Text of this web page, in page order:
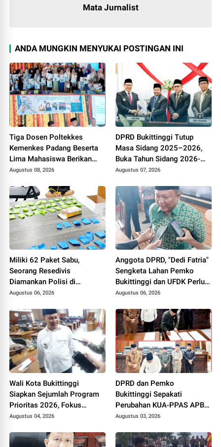
Mata Jurnalist
ANDA MUNGKIN MENYUKAI POSTINGAN INI
Tiga Dosen Poltekkes
Kemenkes Padang Beserta
Lima Mahasiswa Berikan
Pelatihan Kesehatan Gigi
Posyandu di Kubang Putiah
Augustus 08, 2026
DPRD Bukittinggi Tutup
Masa Sidang 2025–2026,
Buka Tahun Sidang 2026-
2027, Wako Ramlan Beri
Augustus 07, 2026
Miliki 62 Paket Sabu,
Seorang Resedivis
Diamankan Polisi di
Bukittinggi
Augustus 06, 2026
Anggota DPRD, "Dedi Fatria"
Sengketa Lahan Pemko
Bukittinggi dan UFDK Perlu
Diselesaikan Lewat Dialog,
Sosial
Augustus 06, 2026
Wali Kota Bukittinggi
Siapkan Sejumlah Program
Prioritas 2026, Fokus
Pendidikan, Pariwisata, dan
Augustus 04, 2026
DPRD dan Pemko
Bukittinggi Sepakati
Perubahan KUA-PPAS APBD
2026, Jadi Dasar
APBD
Augustus 03, 2026